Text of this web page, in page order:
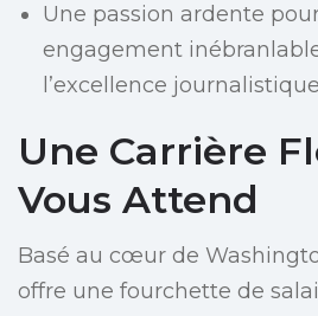
Une passion ardente
engagement
l’excellence
Une Carrière
Vous Attend
Basé au cœur de
offre une fourchette de